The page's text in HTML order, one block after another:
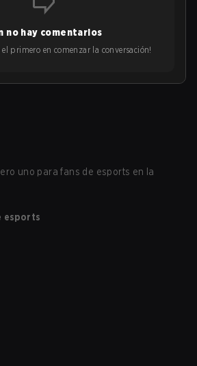
no hay comentarios
el primero en comenzar la conversación!
uno para fans de esports en la
esports